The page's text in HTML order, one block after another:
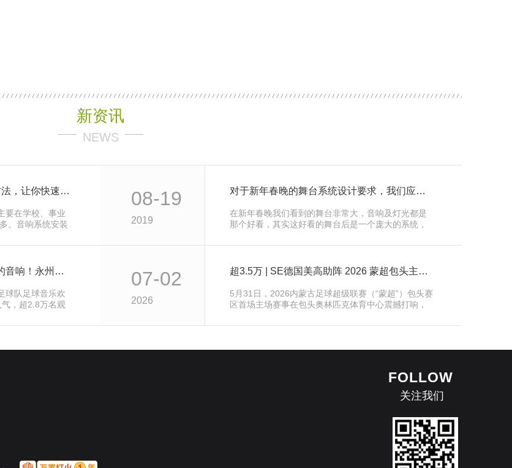
新资讯
NEWS
掌握音响系统安装调试的7个方法，让你快速调试好，快快收藏起来吧!
要在学校、事业
。音响系统安装
08-19
2019
对于新年春晚的舞台系统设计要求，我们应该注意这6点!
在新年春晚我们看到的舞台非常大，音响及灯光都是
那个好看，其实这好看的舞台后是一个庞大的系统，
【体育赛事案例】为人民服务的音响！永州港星足球赛，声场无死角、听音不缺位！
球队足球音乐欢
，超2.8万名观
07-02
2026
超3.5万 | SE德国美高助阵 2026 蒙超包头主场开幕仪式
5月31日，2026内蒙古足球超级联赛（“蒙超”）包头赛
区首场主场赛事在包头奥林匹克体育中心震撼打响，
FOLLOW
关注我们